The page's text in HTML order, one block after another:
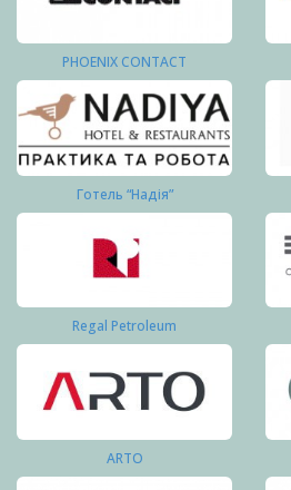
PHOENIX CONTACT
Готель “Надія”
Regal Petroleum
ARTO